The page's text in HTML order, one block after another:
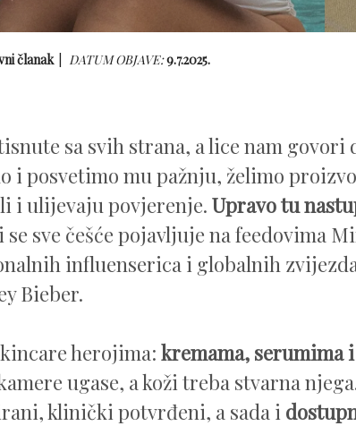
članak DATUM OBJAVE:9.7.2025.
sa svih strana, a lice nam govori
i posvetimo mu pažnju, želimo
i ulijevaju povjerenje.Upravo tu
sve češće pojavljuje na feedovima
influenserica i globalnih
Bieber.
herojima:kremama, serumima
ugase, a koži treba stvarna
klinički potvrđeni, a sada i